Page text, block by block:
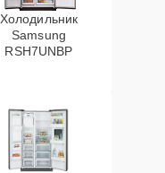
Холодильник
Samsung
RSH7UNBP